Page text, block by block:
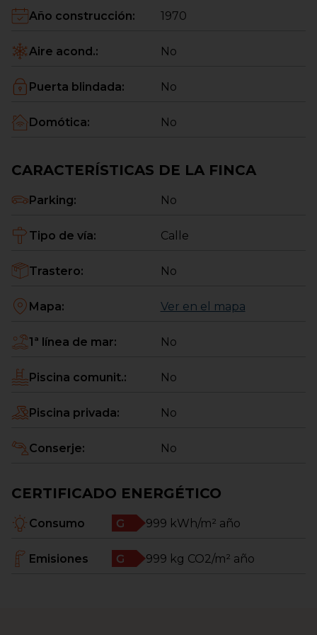
Año construcción: 1970
Aire acond.: No
Puerta blindada: No
Domótica: No
CARACTERÍSTICAS DE LA FINCA
Parking: No
Tipo de vía: Calle
Trastero: No
Mapa: Ver en el mapa
1ª línea de mar: No
Piscina comunit.: No
Piscina privada: No
Conserje: No
CERTIFICADO ENERGÉTICO
Consumo 999 kWh/m² año
Emisiones 999 kg CO2/m² año